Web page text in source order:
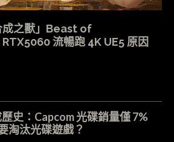
成之獸」Beast of
流暢跑 4K UE5 原因
歷史：Capcom 光碟銷量僅 7%
淘汰光碟遊戲？